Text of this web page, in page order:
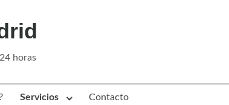
horas
Servicios Contacto